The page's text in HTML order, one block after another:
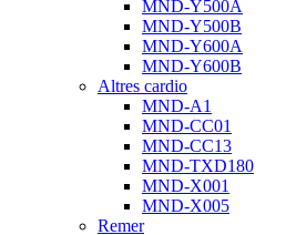
MND-Y500A
MND-Y500B
MND-Y600A
MND-Y600B
Altres cardio
MND-A1
MND-CC01
MND-CC13
MND-TXD180
MND-X001
MND-X005
Remer